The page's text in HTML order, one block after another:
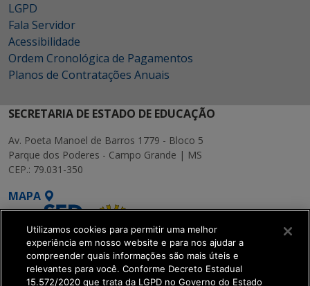
LGPD
Fala Servidor
Acessibilidade
Ordem Cronológica de Pagamentos
Planos de Contratações Anuais
SECRETARIA DE ESTADO DE EDUCAÇÃO
Av. Poeta Manoel de Barros 1779 - Bloco 5
Parque dos Poderes - Campo Grande | MS
CEP.: 79.031-350
MAPA
Utilizamos cookies para permitir uma melhor
experiência em nosso website e para nos ajudar a
compreender quais informações são mais úteis e
relevantes para você. Conforme Decreto Estadual
15.572/2020 que trata da LGPD no Governo do Estado